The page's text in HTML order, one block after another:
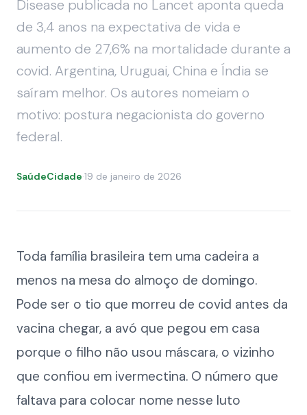
Disease publicada no Lancet aponta queda
de 3,4 anos na expectativa de vida e
aumento de 27,6% na mortalidade durante a
covid. Argentina, Uruguai, China e Índia se
saíram melhor. Os autores nomeiam o
motivo: postura negacionista do governo
federal.
SaúdeCidade·19 de janeiro de 2026
Toda família brasileira tem uma cadeira a
menos na mesa do almoço de domingo.
Pode ser o tio que morreu de covid antes da
vacina chegar, a avó que pegou em casa
porque o filho não usou máscara, o vizinho
que confiou em ivermectina. O número que
faltava para colocar nome nesse luto